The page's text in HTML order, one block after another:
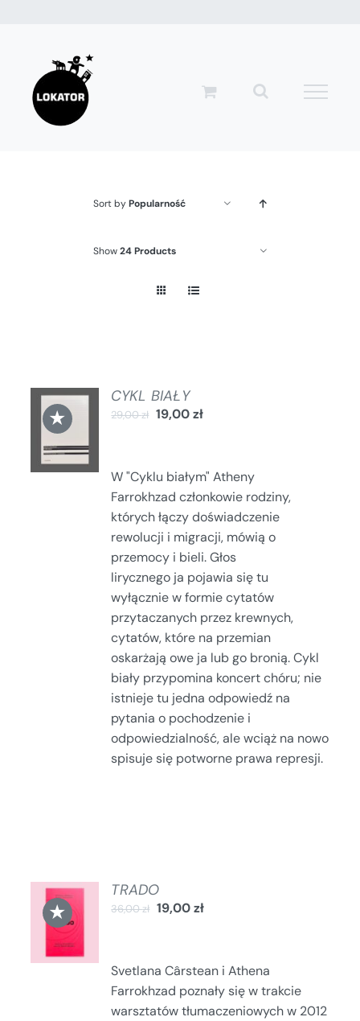
zawartości
Sort byPopularność
Show24 Products
★
DODAJ
DO
KOSZYKA
/
SZCZEGÓŁY
CYKL BIAŁY
29,00zł 19,00zł
W "Cyklu białym" Atheny
Farrokhzad członkowie rodziny,
których łączy doświadczenie
rewolucji i migracji, mówią o
przemocy i bieli. Głos
lirycznego ja pojawia się tu
wyłącznie w formie cytatów
przytaczanych przez krewnych,
cytatów, które na przemian
oskarżają owe ja lub go bronią. Cykl
biały przypomina koncert chóru; nie
istnieje tu jedna odpowiedź na
pytania o pochodzenie i
odpowiedzialność, ale wciąż na nowo
spisuje się potworne prawa represji.
★
DODAJ
DO
KOSZYKA
/
SZCZEGÓŁY
TRADO
36,00zł 19,00zł
Svetlana Cârstean i Athena
Farrokhzad poznały się w trakcie
warsztatów tłumaczeniowych w 2012